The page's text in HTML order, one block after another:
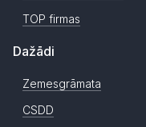
TOP firmas
Dažādi
Zemesgrāmata
CSDD